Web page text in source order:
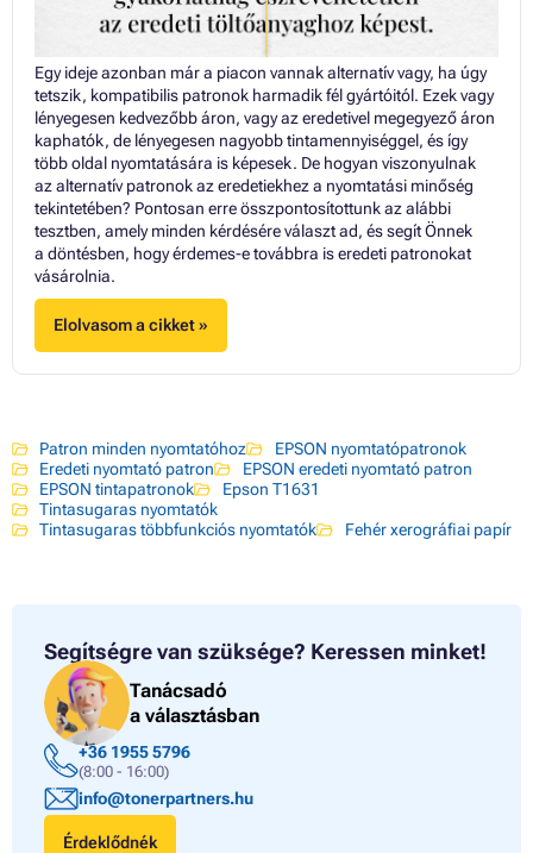
Egy ideje azonban már a piacon vannak alternatív vagy, ha úgy
tetszik, kompatibilis patronok harmadik fél gyártóitól. Ezek vagy
lényegesen kedvezőbb áron, vagy az eredetivel megegyező áron
kaphatók, de lényegesen nagyobb tintamennyiséggel, és így
több oldal nyomtatására is képesek. De hogyan viszonyulnak
az alternatív patronok az eredetiekhez a nyomtatási minőség
tekintetében? Pontosan erre összpontosítottunk az alábbi
tesztben, amely minden kérdésére választ ad, és segít Önnek
a döntésben, hogy érdemes-e továbbra is eredeti patronokat
vásárolnia.
Elolvasom a cikket »
Patron minden nyomtatóhoz
EPSON nyomtatópatronok
Eredeti nyomtató patron
EPSON eredeti nyomtató patron
EPSON tintapatronok
Epson T1631
Tintasugaras nyomtatók
Tintasugaras többfunkciós nyomtatók
Fehér xerográfiai papír
Segítségre van szüksége? Keressen minket!
Tanácsadó
a választásban
+36 1955 5796
(8:00 - 16:00)
info@tonerpartners.hu
Érdeklődnék